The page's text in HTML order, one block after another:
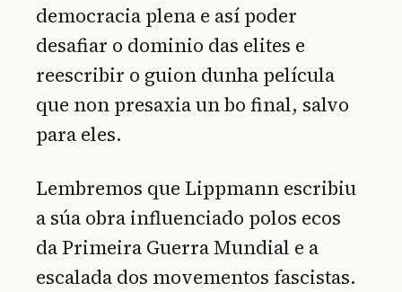
democracia plena e así poder
desafiar o dominio das elites e
reescribir o guion dunha película
que non presaxia un bo final, salvo
para eles.
Lembremos que Lippmann escribiu
a súa obra influenciado polos ecos
da Primeira Guerra Mundial e a
escalada dos movementos fascistas.